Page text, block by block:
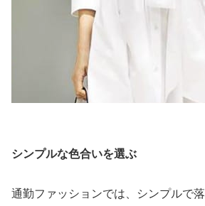
シンプルな色合いを選ぶ
通勤ファッションでは、シンプルで